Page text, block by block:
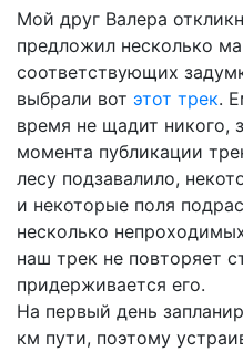
Мой друг Валера
предложил несколько
соответствующих
выбрали вот этот трек.
время не щадит никого,
момента публикации
лесу подзавалило,
и некоторые поля
несколько
наш трек не повторяет
придерживается его.
На первый день
км пути, поэтому